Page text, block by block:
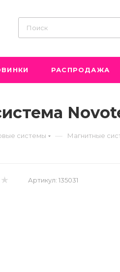
РАСПРОДАЖА
системы — Магнитные
Артикул: 135031